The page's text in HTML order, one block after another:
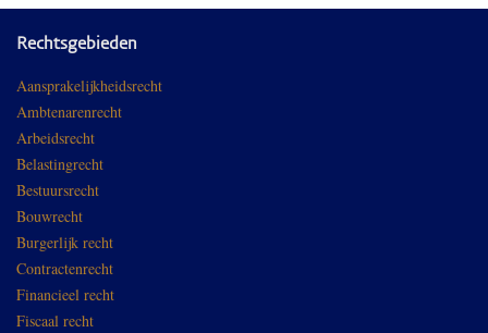
Rechtsgebieden
Aansprakelijkheidsrecht
Ambtenarenrecht
Arbeidsrecht
Belastingrecht
Bestuursrecht
Bouwrecht
Burgerlijk recht
Contractenrecht
Financieel recht
Fiscaal recht